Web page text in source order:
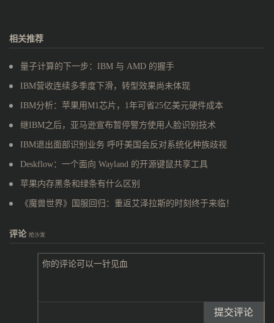
相关推荐
量子计算的下一步：IBM 与 AMD 的握手
IBM营收连续多季度下滑，转型效果尚未体现
IBM分析：苹果用M1芯片，1年可省25亿美元硬件成本
继IBM之后，亚马逊宣布暂停警方使用人脸识别技术
IBM退出面部识别业务 呼吁美国会反对系统化种族歧视
Deskflow：一个面向 Wayland 的开源键鼠共享工具
苹果内存黑条和绿条有什么区别
《魔兽世界》国服回归：重返艾泽拉斯的时刻终于来临！
评论 抢沙发
提交评论